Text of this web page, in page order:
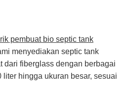
pembuat bio septic tank
menyediakan septic tank
dari fiberglass dengan berbagai
liter hingga ukuran besar, sesuai